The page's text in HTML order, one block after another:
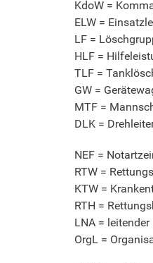
KdoW =
ELW =
LF =
HLF =
TLF =
GW =
MTF =
DLK =
NEF =
RTW =
KTW =
RTH =
LNA =
OrgL =